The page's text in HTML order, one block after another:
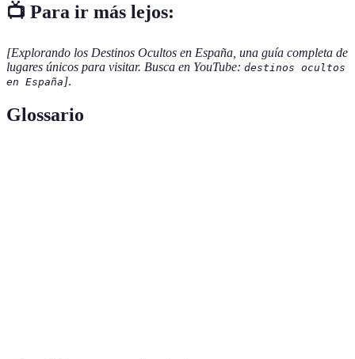
📺 Para ir más lejos:
[Explorando los Destinos Ocultos en España, una guía completa de
lugares únicos para visitar. Busca en YouTube: destinos ocultos
en España ].
Glossario